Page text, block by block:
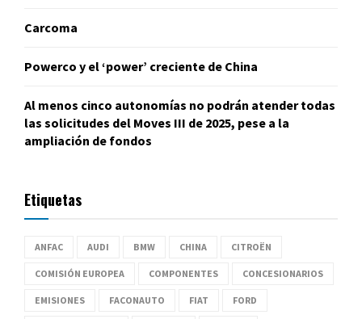
Carcoma
Powerco y el ‘power’ creciente de China
Al menos cinco autonomías no podrán atender todas
las solicitudes del Moves III de 2025, pese a la
ampliación de fondos
Etiquetas
ANFAC AUDI BMW CHINA CITROËN
COMISIÓN EUROPEA COMPONENTES CONCESIONARIOS
EMISIONES FACONAUTO FIAT FORD